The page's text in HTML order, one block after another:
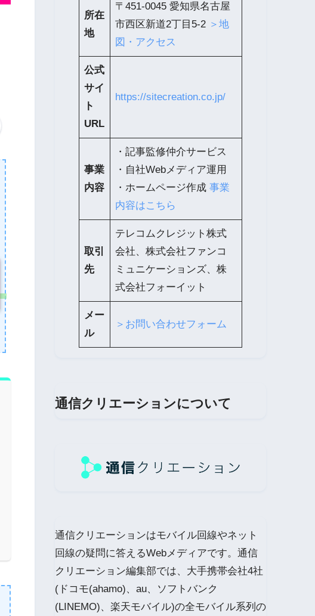
所在
地
〒451-0045 愛知県名古屋
市西区新道2丁目5-2 ＞地
図・アクセス
公式
サイ
ト
URL
https://sitecreation.co.jp/
事業
内容
・記事監修仲介サービス
・自社Webメディア運用
・ホームページ作成事業
内容はこちら
取引
先
テレコムクレジット株式
会社、株式会社ファンコ
ミュニケーションズ、株
式会社フォーイット
メー
ル
＞お問い合わせフォーム
通信クリエーションについて
通信クリエーションはモバイル回線やネット
回線の疑問に答えるWebメディアです。通信
クリエーション編集部では、大手携帯会社4社
(ドコモ(ahamo)、au、ソフトバンク
(LINEMO)、楽天モバイル)の全モバイル系列の